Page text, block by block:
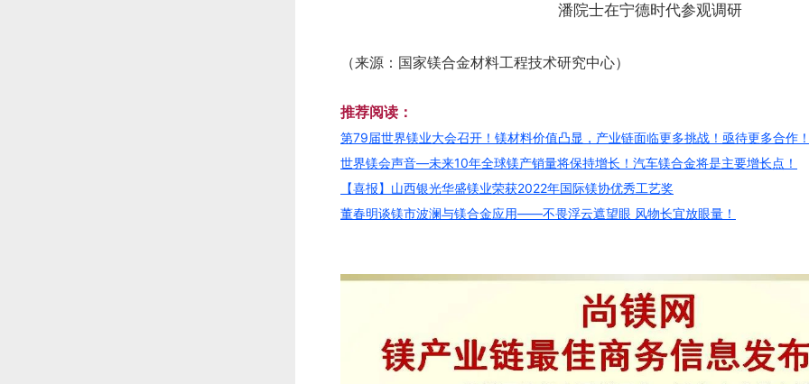
潘院士在宁德时代参观调研
（来源： 国家镁合金材料工程技术研究中心）
推荐阅读：
第79届世界镁业大会召开！镁材料价值凸显，产业链面临更多挑战！亟待更多合作
世界镁会声音—未来10年全球镁产销量将保持增长！汽车镁合金将是主要增长点！
【喜报】山西银光华盛镁业荣获2022年国际镁协优秀工艺奖
董春明谈镁市波澜与镁合金应用——不畏浮云遮望眼 风物长宜放眼量！